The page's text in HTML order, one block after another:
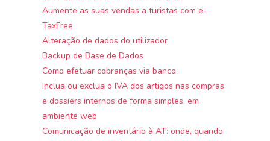
Aumente as suas vendas a turistas com e-
TaxFree
Alteração de dados do utilizador
Backup de Base de Dados
Como efetuar cobranças via banco
Inclua ou exclua o IVA dos artigos nas compras
e dossiers internos de forma simples, em
ambiente web
Comunicação de inventário à AT: onde, quando